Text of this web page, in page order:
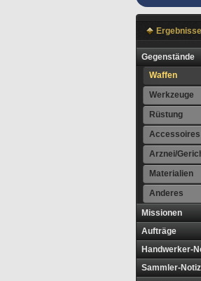
Ergebnisse
Gegenstände
Waffen
Werkzeuge
Rüstung
Accessoires
Arznei/
Materialien
Anderes
Missionen
Aufträge
Handwerker-
Sammler-